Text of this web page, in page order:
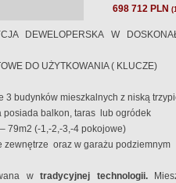
698 712 PLN
DEWELOPERSKA W
DO UŻYTKOWANIA ( KLUCZE)
3 budynków mieszkalnych z niską
posiada balkon, taras lub ogródek
79m2 (-1,-2,-3,-4 pokojowe)
zewnętrze oraz w garażu podziemnym
wtradycyjnej technologii.